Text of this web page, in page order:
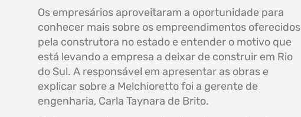
Os empresários aproveitaram a oportunidade para
conhecer mais sobre os empreendimentos oferecidos
pela construtora no estado e entender o motivo que
está levando a empresa a deixar de construir em Rio
do Sul. A responsável em apresentar as obras e
explicar sobre a Melchioretto foi a gerente de
engenharia, Carla Taynara de Brito.